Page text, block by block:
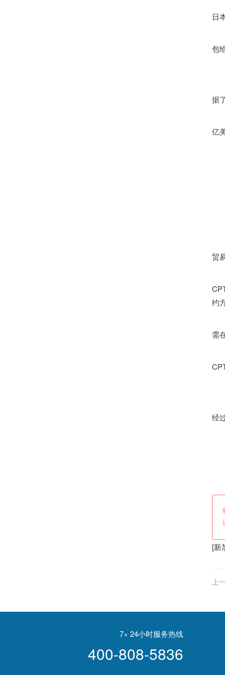
日
包
据
亿
贸
约
需
经
[新
上
7× 24小时服务热线
400-808-5836